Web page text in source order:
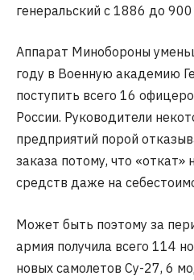
генеральский с 1886 до 900
Аппарат Минобороны
году в Военную академию
поступить всего 16
России. Руководители
предприятий порой
заказа потому, что «откат»
средств даже на
Может быть поэтому за
армия получила всего 114
новых самолетов Су-27, 6